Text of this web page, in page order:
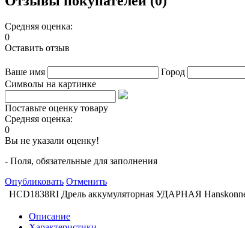
Средняя оценка:
0
Оставить отзыв
Ваше имя Город
Символы на картинке
Поставьте оценку товару
Средняя оценка:
0
Вы не указали оценку!
- Поля, обязательные для заполнения
Опубликовать Отменить
HCD1838RI Дрель аккумуляторная УДАРНАЯ
Описание